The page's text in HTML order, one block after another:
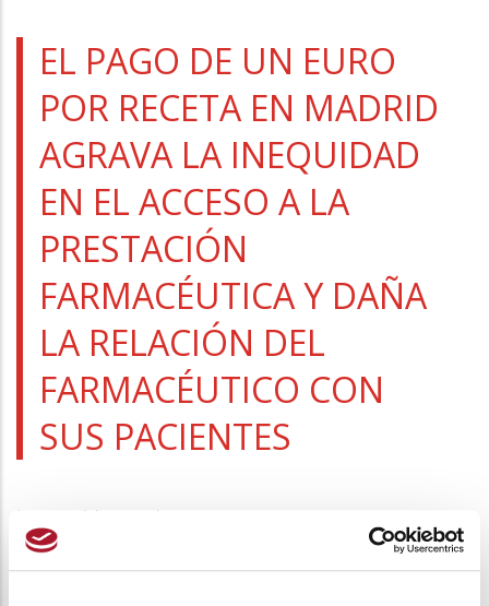
la
navegación
EL PAGO DE UN EURO
POR RECETA EN MADRID
AGRAVA LA INEQUIDAD
EN EL ACCESO A LA
PRESTACIÓN
FARMACÉUTICA Y DAÑA
LA RELACIÓN DEL
FARMACÉUTICO CON
SUS PACIENTES
Leer noticia completa.
SEFAC_Opina_euro por receta Madrid.pdf